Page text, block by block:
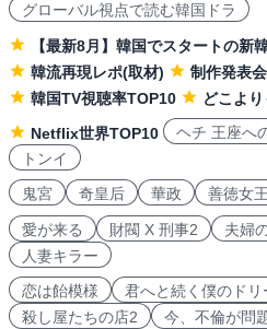
グローバル視点で読む韓国ドラ
【最新8月】韓国でスタートの新
韓流再現レポ(取材)
制作発表
韓国TV視聴率TOP10
どこよ
Netflix世界TOP10
ヘチ 王座へ
トンイ
鬼宮
奇皇后 華政 善徳女王
愛が来る 財閥 X 刑事2 夫婦
人妻キラー
恋は飴模様
君へと続く僕のドリ
殺し屋たちの店2
今、不倫が問